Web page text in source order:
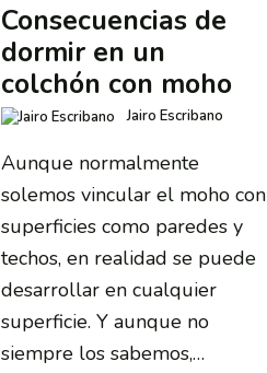
Consecuencias de
dormir en un
colchón con moho
Jairo Escribano
Aunque normalmente
solemos vincular el moho con
superficies como paredes y
techos, en realidad se puede
desarrollar en cualquier
superficie. Y aunque no
siempre los sabemos,…